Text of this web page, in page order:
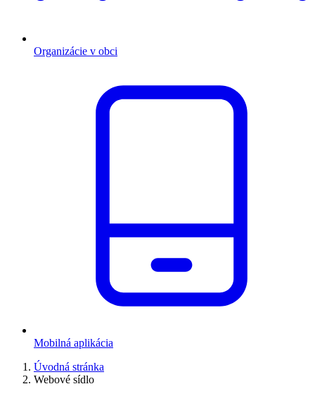
Organizácie v obci
Mobilná aplikácia
Úvodná stránka
Webové sídlo